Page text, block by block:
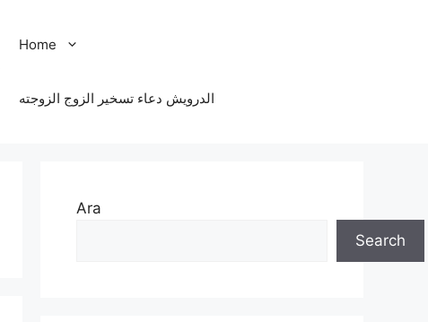
Home
الدرویش دعاء تسخير الزوج الزوجته
Ara
Search